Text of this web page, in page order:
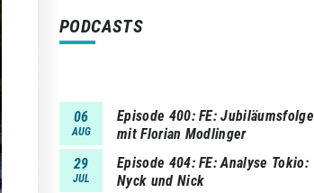
PODCASTS
06
AUG
Episode 400 FE: Jubiläumsfolge
mit Florian Modlinger
29
JUL
Episode 404 FE: Analyse Tokio:
Nyck und Nick